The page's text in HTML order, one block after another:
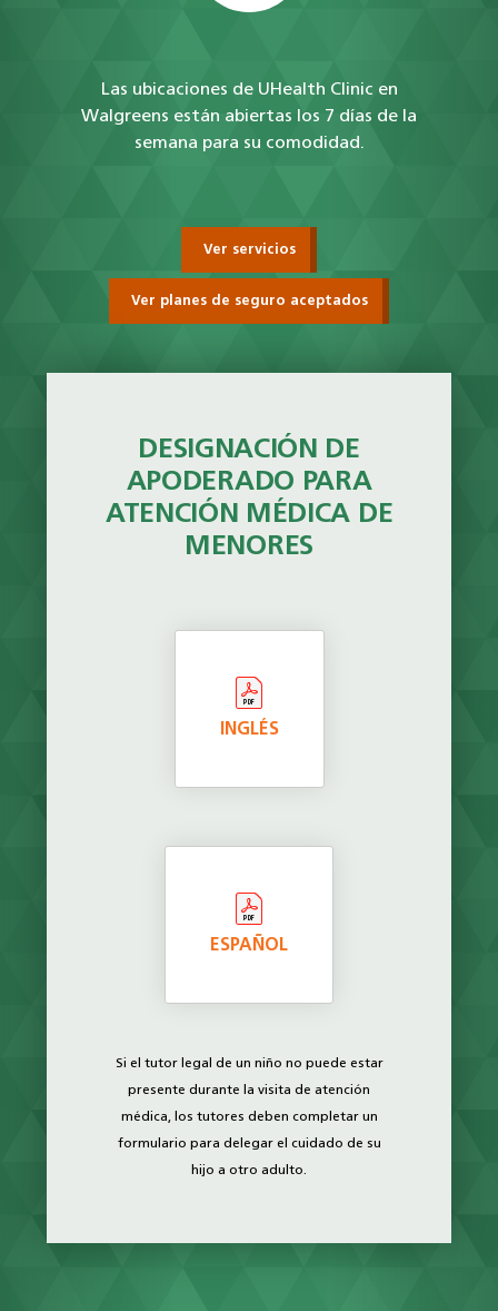
Las ubicaciones de UHealth Clinic en
Walgreens están abiertas los 7 días de la
semana para su comodidad.
Ver servicios
Ver planes de seguro aceptados
DESIGNACIÓN DE
APODERADO PARA
ATENCIÓN MÉDICA DE
MENORES
INGLÉS
ESPAÑOL
Si el tutor legal de un niño no puede estar
presente durante la visita de atención
médica, los tutores deben completar un
formulario para delegar el cuidado de su
hijo a otro adulto.